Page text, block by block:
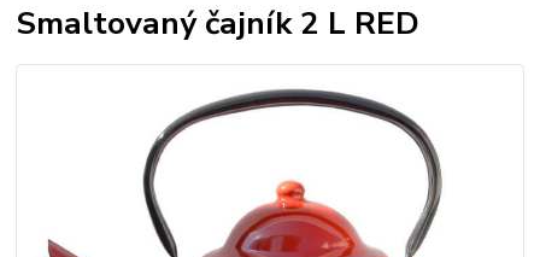
Smaltovaný čajník 2 L RED